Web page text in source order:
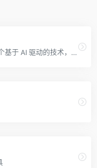
6pen Art 是由北京毛线球科技推出的一个基于 AI 驱动的技术，利用文本生成绘画作品的工具。用户可以通过文字描述画面内容和风格，就可以得到和生成天马行空，令人惊艳的作品和画面（最高支持4K分辨率）。用户可以通过在线网站、iOS或Android应用程序访问并使用6pen Art。